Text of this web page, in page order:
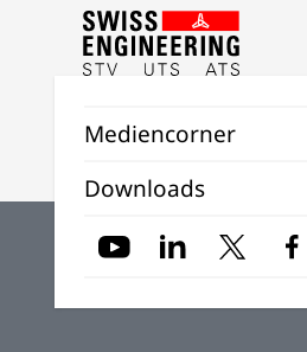
Mediencorner
Downloads